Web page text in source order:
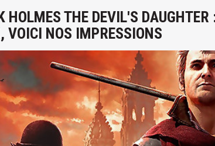
HOLMES THE DEVIL'S DAUGHTER
VOICI NOS IMPRESSIONS